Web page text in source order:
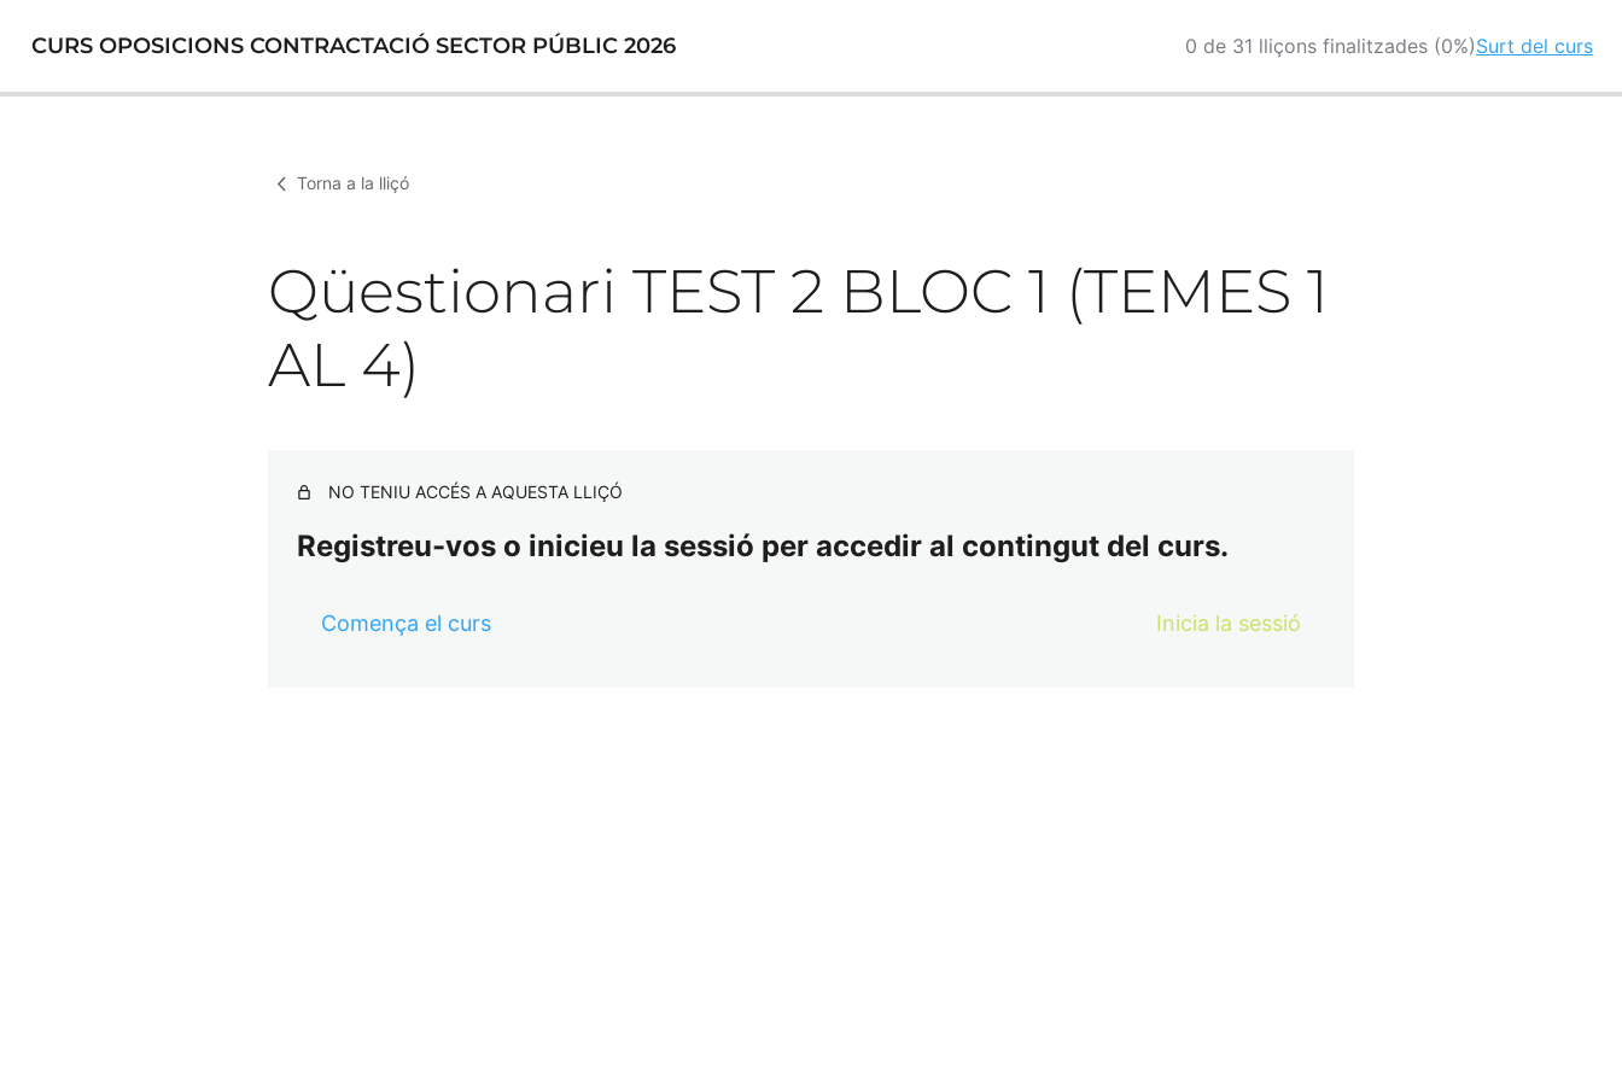
CURS OPOSICIONS CONTRACTACIÓ SECTOR PÚBLIC 2026 0 de 31 lliçons finalitzades (0%)Surt del curs
Torna a la lliçó
Qüestionari TEST 2 BLOC 1 (TEMES 1
AL 4)
NO TENIU ACCÉS A AQUESTA LLIÇÓ
Registreu-vos o inicieu la sessió per accedir al contingut del curs.
Comença el curs Inicia la sessió